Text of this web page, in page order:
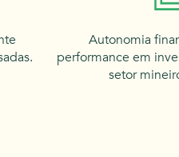
Autonomia
performance em
setor